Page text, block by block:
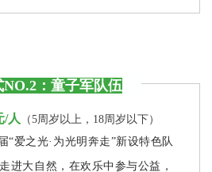
：童子军队伍
/人
（5周岁以上，18周岁以下）
“爱之光·为光明奔走”新设特色队
进大自然，在欢乐中参与公益，